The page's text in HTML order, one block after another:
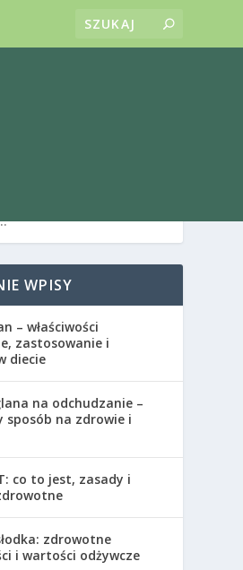
WPISY
– właściwości
zastosowanie i
diecie
na odchudzanie –
sposób na zdrowie i
co to jest, zasady i
zdrowotne
i wartości odżywcze